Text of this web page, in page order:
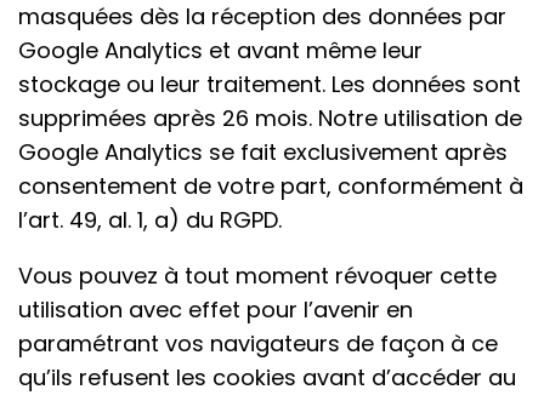
masquées dès la réception des données par
Google Analytics et avant même leur
stockage ou leur traitement. Les données sont
supprimées après 26 mois. Notre utilisation de
Google Analytics se fait exclusivement après
consentement de votre part, conformément à
l’art. 49, al. 1, a) du RGPD.
Vous pouvez à tout moment révoquer cette
utilisation avec effet pour l’avenir en
paramétrant vos navigateurs de façon à ce
qu’ils refusent les cookies avant d’accéder au